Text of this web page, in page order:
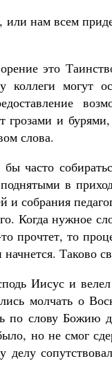
нам всем
это
могут
грозами и
слова.
в
и собрания
Когда нужное
прочтет, то
Таково
Иисус и
молчать о
по слову Божию
но не смог
делу